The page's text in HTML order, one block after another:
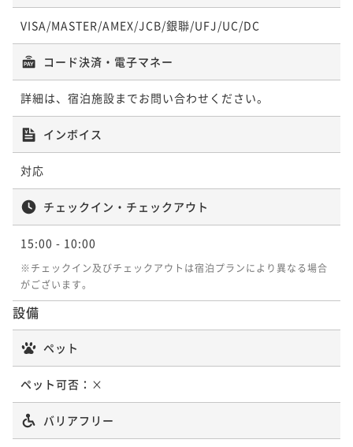
VISA/MASTER/AMEX/JCB/銀聯/UFJ/UC/DC
コード決済・電子マネー
詳細は、宿泊施設までお問い合わせください。
インボイス
対応
チェックイン・チェックアウト
15:00 - 10:00
※チェックイン及びチェックアウトは宿泊プランにより異なる場合
がございます。
設備
ペット
ペット可否： ×
バリアフリー